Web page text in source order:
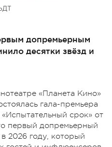
допремьерным
десятки звёзд и
«Планета Кино»
гала-премьера
срок» от
первый допремьерный
2026 году, который